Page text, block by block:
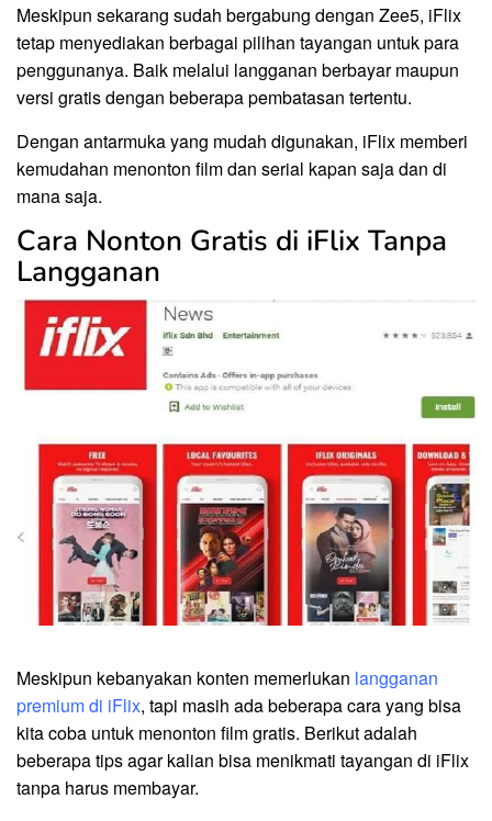
Meskipun sekarang sudah bergabung dengan Zee5, iFlix
tetap menyediakan berbagai pilihan tayangan untuk para
penggunanya. Baik melalui langganan berbayar maupun
versi gratis dengan beberapa pembatasan tertentu.
Dengan antarmuka yang mudah digunakan, iFlix memberi
kemudahan menonton film dan serial kapan saja dan di
mana saja.
Cara Nonton Gratis di iFlix Tanpa
Langganan
Meskipun kebanyakan konten memerlukan langganan
premium di iFlix, tapi masih ada beberapa cara yang bisa
kita coba untuk menonton film gratis. Berikut adalah
beberapa tips agar kalian bisa menikmati tayangan di iFlix
tanpa harus membayar.